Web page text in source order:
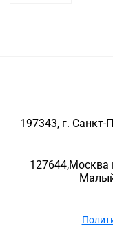
197343, г. Санкт-
127644,Москва